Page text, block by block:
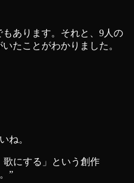
もあります。それと、9人の
たことがわかりました。
ね。
歌にする」という創作
”